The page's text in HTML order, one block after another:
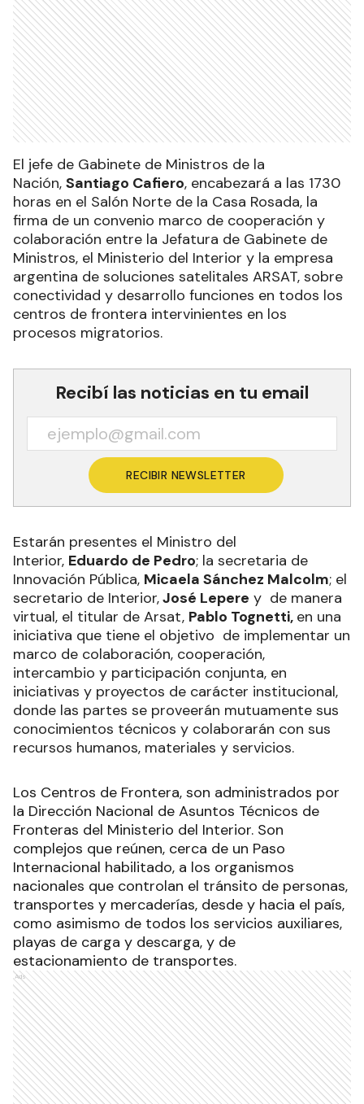
El jefe de Gabinete de Ministros de la
Nación, Santiago Cafiero, encabezará a las 1730
horas en el Salón Norte de la Casa Rosada, la
firma de un convenio marco de cooperación y
colaboración entre la Jefatura de Gabinete de
Ministros, el Ministerio del Interior y la empresa
argentina de soluciones satelitales ARSAT, sobre
conectividad y desarrollo funciones en todos los
centros de frontera intervinientes en los
procesos migratorios.
Recibí las noticias en tu email
RECIBIR NEWSLETTER
Estarán presentes el Ministro del
Interior, Eduardo de Pedro; la secretaria de
Innovación Pública, Micaela Sánchez Malcolm; el
secretario de Interior,José Lepere y de manera
virtual, el titular de Arsat, Pablo Tognetti, en una
iniciativa que tiene el objetivo de implementar un
marco de colaboración, cooperación,
intercambio y participación conjunta, en
iniciativas y proyectos de carácter institucional,
donde las partes se proveerán mutuamente sus
conocimientos técnicos y colaborarán con sus
recursos humanos, materiales y servicios.
Los Centros de Frontera, son administrados por
la Dirección Nacional de Asuntos Técnicos de
Fronteras del Ministerio del Interior. Son
complejos que reúnen, cerca de un Paso
Internacional habilitado, a los organismos
nacionales que controlan el tránsito de personas,
transportes y mercaderías, desde y hacia el país,
como asimismo de todos los servicios auxiliares,
playas de carga y descarga, y de
estacionamiento de transportes.
Ads